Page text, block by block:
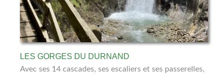
LES GORGES DU DURNAND
Avec ses 14 cascades, ses escaliers et ses passerelles,